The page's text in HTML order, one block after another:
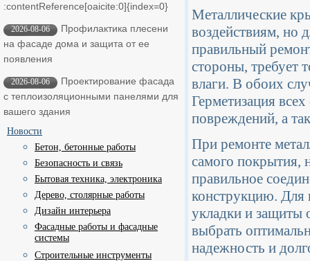
:contentReference[oaicite:0]{index=0}
2026-08-06
Профилактика плесени
на фасаде дома и защита от ее
появления
2026-08-06
Проектирование фасада
с теплоизоляционными панелями для
вашего здания
Новости
Бетон, бетонные работы
Безопасность и связь
Бытовая техника, электроника
Дерево, столярные работы
Дизайн интерьера
Фасадные работы и фасадные
системы
Строительные инструменты
Металлические
воздействиям, но
правильный
стороны, требует
влаги. В обоих
Герметизация
повреждений, а
При ремонте
самого покрытия,
правильное
конструкцию. Для
укладки и защиты
выбрать
надежность и